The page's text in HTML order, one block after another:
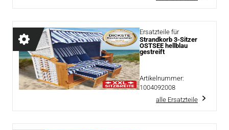
Ersatzteile für
Strandkorb 3-Sitzer
OSTSEE hellblau
gestreift
Artikelnummer:
1004092008
alle Ersatzteile